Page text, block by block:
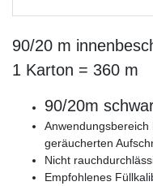
90/20 m
1 Karton = 360 m
90/20m
geräucherten
Nicht
Empfohlenes